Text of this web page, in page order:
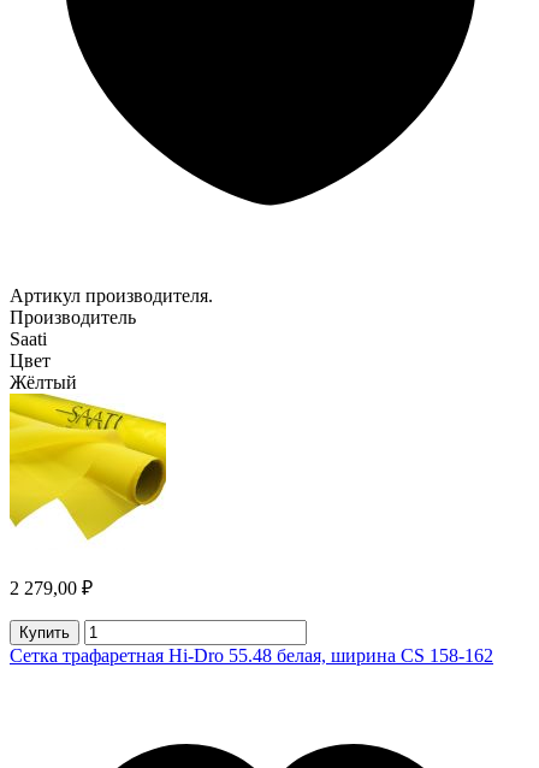
Артикул производителя.
Производитель
Saati
Цвет
Жёлтый
2 279,00 ₽
Купить
Сетка трафаретная Hi-Dro 55.48 белая, ширина CS 158-162